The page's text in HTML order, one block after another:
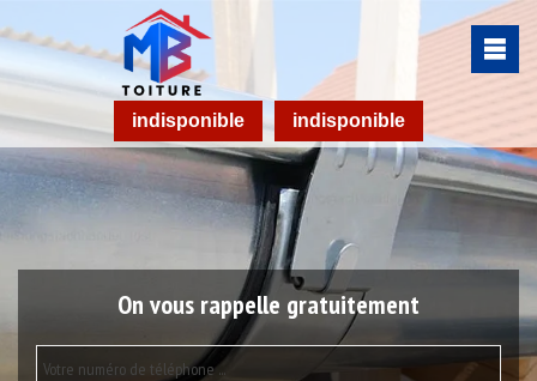
indisponible indisponible
On vous rappelle gratuitement